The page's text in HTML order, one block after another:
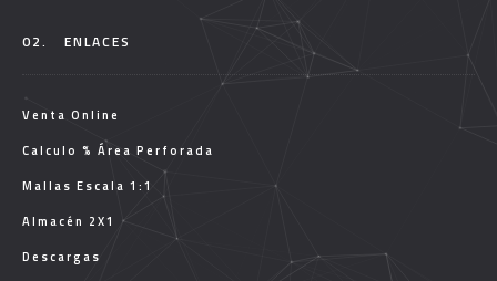
02. ENLACES
Venta Online
Calculo % Área Perforada
Mallas Escala 1:1
Almacén 2X1
Descargas